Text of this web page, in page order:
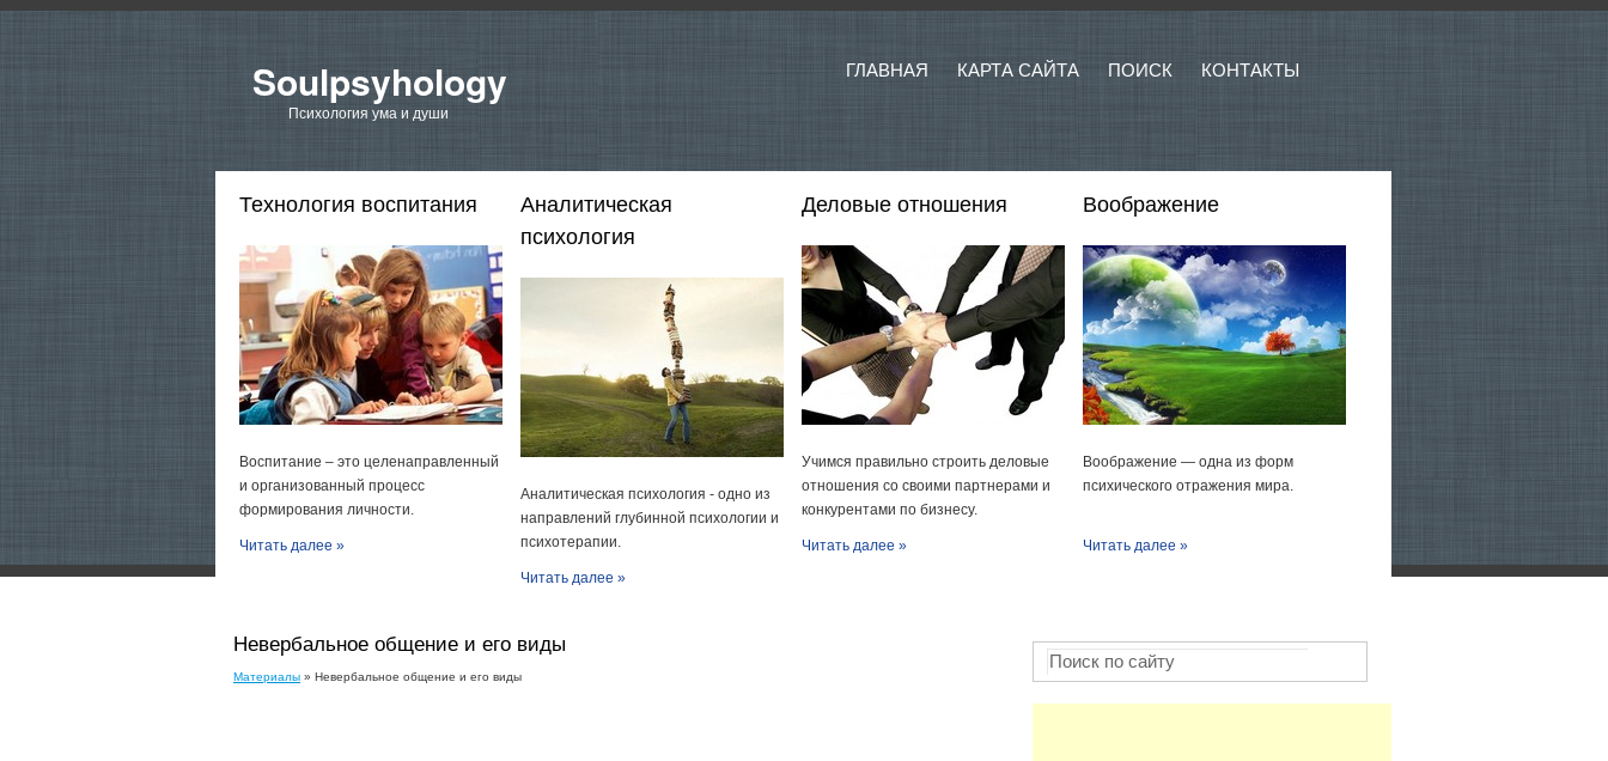
Soulpsyhology
Психология ума и души
ГЛАВНАЯ КАРТА САЙТА ПОИСК КОНТАКТЫ
Технология воспитания
Воспитание – это целенаправленный
и организованный процесс
формирования личности.
Читать далее »
Аналитическая
психология
Аналитическая психология - одно из
направлений глубинной психологии и
психотерапии.
Читать далее »
Деловые отношения
Учимся правильно строить деловые
отношения со своими партнерами и
конкурентами по бизнесу.
Читать далее »
Воображение
Воображение — одна из форм
психического отражения мира.
Читать далее »
Невербальное общение и его виды
Материалы » Невербальное общение и его виды